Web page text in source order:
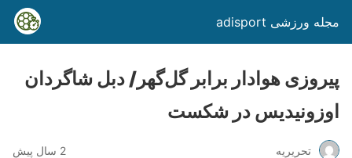
مجله ورزشی adisport
پیروزی هوادار برابر گل‌گهر/ دبل شاگردان
اوزونیدیس در شکست
تحریریه 2 سال پیش